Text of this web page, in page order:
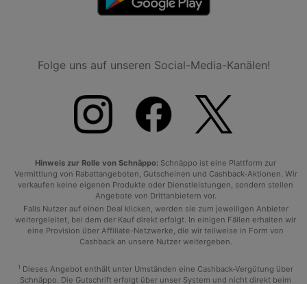
Folge uns auf unseren Social-Media-Kanälen!
Hinweis zur Rolle von Schnäppo: Schnäppo ist eine Plattform zur
Vermittlung von Rabattangeboten, Gutscheinen und Cashback-Aktionen. Wir
verkaufen keine eigenen Produkte oder Dienstleistungen, sondern stellen
Angebote von Drittanbietern vor.
Falls Nutzer auf einen Deal klicken, werden sie zum jeweiligen Anbieter
weitergeleitet, bei dem der Kauf direkt erfolgt. In einigen Fällen erhalten wir
eine Provision über Affiliate-Netzwerke, die wir teilweise in Form von
Cashback an unsere Nutzer weitergeben.
1 Dieses Angebot enthält unter Umständen eine Cashback-Vergütung über
Schnäppo. Die Gutschrift erfolgt über unser System und nicht direkt beim